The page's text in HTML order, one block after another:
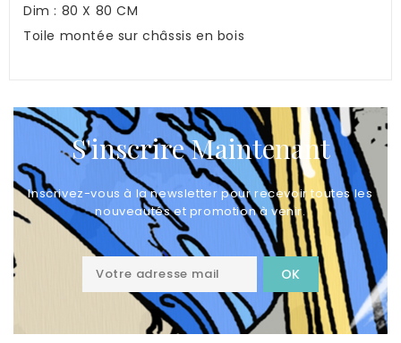
Dim : 80 X 80 CM
Toile montée sur châssis en bois
S'inscrire Maintenant
Inscrivez-vous à la newsletter pour recevoir toutes les
nouveautés et promotion à venir.